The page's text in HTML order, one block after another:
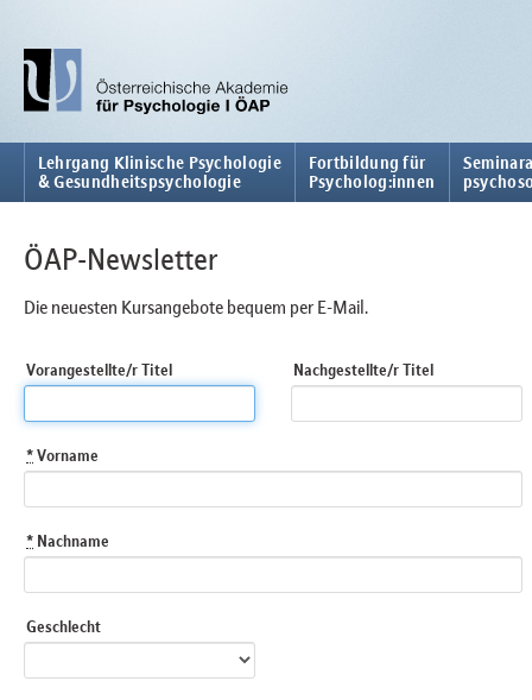
Lehrgang Klinische Psychologie
& Gesundheitspsychologie
Fortbildung für
Psycholog:innen
ÖAP-Newsletter
Die neuesten Kursangebote bequem per E-Mail.
Vorangestellte/r Titel Nachgestellte/r Titel
*Vorname
* Nachname
Geschlecht